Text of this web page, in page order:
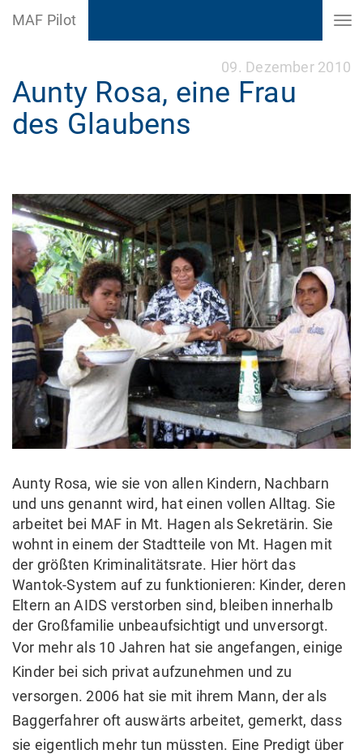
MAF Pilot
09. Dezember 2010
Aunty Rosa, eine Frau
des Glaubens
Aunty Rosa, wie sie von allen Kindern, Nachbarn
und uns genannt wird, hat einen vollen Alltag. Sie
arbeitet bei MAF in Mt. Hagen als Sekretärin. Sie
wohnt in einem der Stadtteile von Mt. Hagen mit
der größten Kriminalitätsrate. Hier hört das
Wantok-System auf zu funktionieren: Kinder, deren
Eltern an AIDS verstorben sind, bleiben innerhalb
der Großfamilie unbeaufsichtigt und unversorgt.
Vor mehr als 10 Jahren hat sie angefangen, einige
Kinder bei sich privat aufzunehmen und zu
versorgen. 2006 hat sie mit ihrem Mann, der als
Baggerfahrer oft auswärts arbeitet, gemerkt, dass
sie eigentlich mehr tun müssten. Eine Predigt über